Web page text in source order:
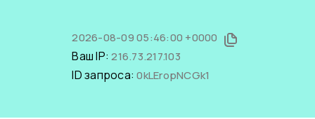
2026-08-09 05:46:00 +0000
Ваш IP:216.73.217.103
ID запроса:0kLEropNCGk1